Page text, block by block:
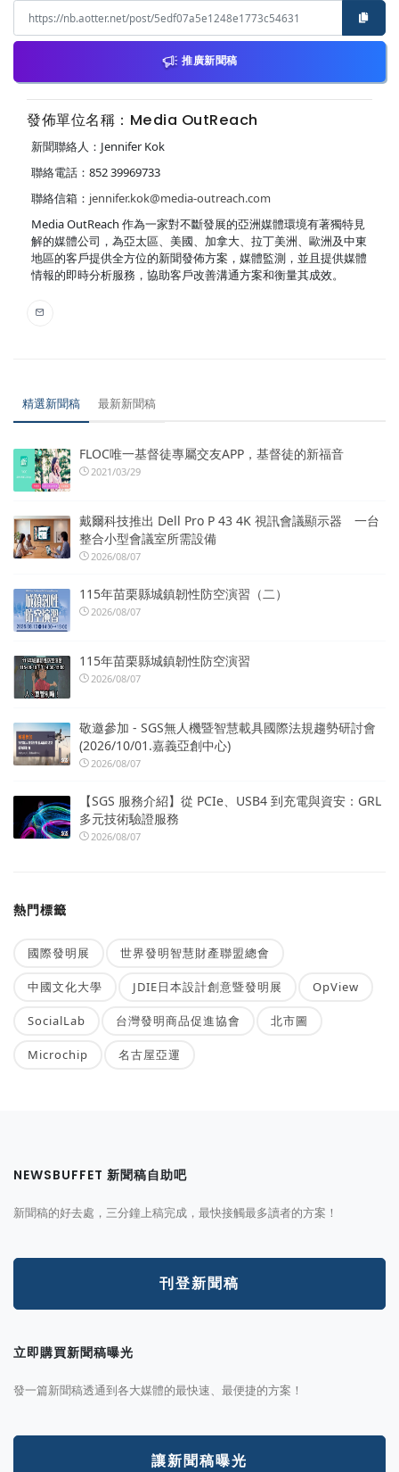
推廣新聞稿
發佈單位名稱：Media OutReach
新聞聯絡人：Jennifer Kok
聯絡電話：852 39969733
聯絡信箱： jennifer.kok@media-outreach.com
Media OutReach 作為一家對不斷發展的亞洲媒體環境有著獨特見
解的媒體公司，為亞太區、美國、加拿大、拉丁美洲、歐洲及中東
地區的客戶提供全方位的新聞發佈方案，媒體監測，並且提供媒體
情報的即時分析服務，協助客戶改善溝通方案和衡量其成效。
精選新聞稿 最新新聞稿
FLOC唯一基督徒專屬交友APP，基督徒的新福音
2021/03/29
戴爾科技推出 Dell Pro P 43 4K 視訊會議顯示器 一台
整合小型會議室所需設備
2026/08/07
115年苗栗縣城鎮韌性防空演習（二）
2026/08/07
115年苗栗縣城鎮韌性防空演習
2026/08/07
敬邀參加 - SGS無人機暨智慧載具國際法規趨勢研討會
(2026/10/01.嘉義亞創中心)
2026/08/07
【SGS 服務介紹】從 PCIe、USB4 到充電與資安：GRL
多元技術驗證服務
2026/08/07
熱門標籤
國際發明展 世界發明智慧財產聯盟總會
中國文化大學 JDIE日本設計創意暨發明展 OpView
SocialLab 台灣發明商品促進協會 北市圖
Microchip 名古屋亞運
NEWSBUFFET 新聞稿自助吧
新聞稿的好去處，三分鐘上稿完成，最快接觸最多讀者的方案！
刊登新聞稿
立即購買新聞稿曝光
發一篇新聞稿透通到各大媒體的最快速、最便捷的方案！
讓新聞稿曝光